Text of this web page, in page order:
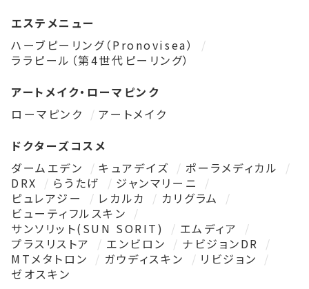
エステメニュー
ハーブピーリング（Pronovisea）
ララピール（第4世代ピーリング）
アートメイク・ローマピンク
ローマピンク
アートメイク
ドクターズコスメ
ダームエデン
キュアデイズ
ポーラメディカル
DRX
らうたげ
ジャンマリーニ
ピュレアジー
レカルカ
カリグラム
ビューティフルスキン
サンソリット(SUN SORIT)
エムディア
プラスリストア
エンビロン
ナビジョンDR
MTメタトロン
ガウディスキン
リビジョン
ゼオスキン